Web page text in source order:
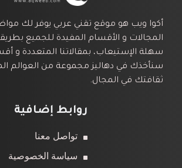
أكوا ويب هو موقع تقني عربي يوفر لك
المجالات و الأقسام المفيدة للجميع
سهلة الإستيعاب، بمقالاتنا المتعددة و
سنأخذك في دهاليز مجموعة من العوالم
ثقافتك في المجال.
روابط إضافية
تواصل معنا
سياسة الخصوصية